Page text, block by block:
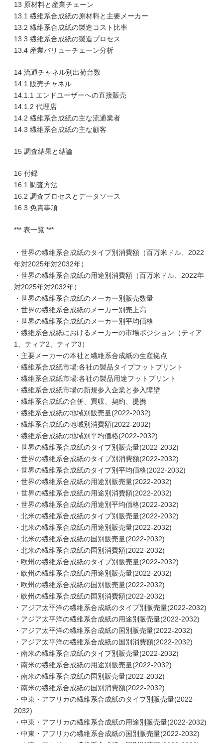
13 原材料と産業チェーン
13.1 繊維系合成紙の原材料と主要メーカー
13.2 繊維系合成紙の製造コスト比率
13.3 繊維系合成紙の製造プロセス
13.4 産業バリューチェーン分析
14 流通チャネル別出荷台数
14.1 販売チャネル
14.1.1 エンドユーザーへの直接販売
14.1.2 代理店
14.2 繊維系合成紙の主な流通業者
14.3 繊維系合成紙の主な顧客
15 調査結果と結論
16 付録
16.1 調査方法
16.2 調査プロセスとデータソース
16.3 免責事項
*** 表一覧 ***
・世界の繊維系合成紙のタイプ別消費額（百万米ドル、2022
年対2025年対2032年）
・世界の繊維系合成紙の用途別消費額（百万米ドル、2022年
対2025年対2032年）
・世界の繊維系合成紙のメーカー別販売数量
・世界の繊維系合成紙のメーカー別売上高
・世界の繊維系合成紙のメーカー別平均価格
・繊維系合成紙におけるメーカーの市場ポジション（ティア
1、ティア2、ティア3）
・主要メーカーの本社と繊維系合成紙の生産拠点
・繊維系合成紙市場:各社の製品タイプフットプリント
・繊維系合成紙市場:各社の製品用途フットプリント
・繊維系合成紙市場の新規参入企業と参入障壁
・繊維系合成紙の合併、買収、契約、提携
・繊維系合成紙の地域別販売量(2022-2032)
・繊維系合成紙の地域別消費額(2022-2032)
・繊維系合成紙の地域別平均価格(2022-2032)
・世界の繊維系合成紙のタイプ別販売量(2022-2032)
・世界の繊維系合成紙のタイプ別消費額(2022-2032)
・世界の繊維系合成紙のタイプ別平均価格(2022-2032)
・世界の繊維系合成紙の用途別販売量(2022-2032)
・世界の繊維系合成紙の用途別消費額(2022-2032)
・世界の繊維系合成紙の用途別平均価格(2022-2032)
・北米の繊維系合成紙のタイプ別販売量(2022-2032)
・北米の繊維系合成紙の用途別販売量(2022-2032)
・北米の繊維系合成紙の国別販売量(2022-2032)
・北米の繊維系合成紙の国別消費額(2022-2032)
・欧州の繊維系合成紙のタイプ別販売量(2022-2032)
・欧州の繊維系合成紙の用途別販売量(2022-2032)
・欧州の繊維系合成紙の国別販売量(2022-2032)
・欧州の繊維系合成紙の国別消費額(2022-2032)
・アジア太平洋の繊維系合成紙のタイプ別販売量(2022-2032)
・アジア太平洋の繊維系合成紙の用途別販売量(2022-2032)
・アジア太平洋の繊維系合成紙の国別販売量(2022-2032)
・アジア太平洋の繊維系合成紙の国別消費額(2022-2032)
・南米の繊維系合成紙のタイプ別販売量(2022-2032)
・南米の繊維系合成紙の用途別販売量(2022-2032)
・南米の繊維系合成紙の国別販売量(2022-2032)
・南米の繊維系合成紙の国別消費額(2022-2032)
・中東・アフリカの繊維系合成紙のタイプ別販売量(2022-
2032)
・中東・アフリカの繊維系合成紙の用途別販売量(2022-2032)
・中東・アフリカの繊維系合成紙の国別販売量(2022-2032)